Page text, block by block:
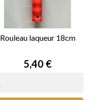
Rouleau laqueur 18cm
Prix
5,40 €